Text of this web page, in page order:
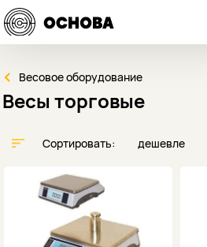
Весовое оборудование
Весы торговые
Сортировать: дешевле